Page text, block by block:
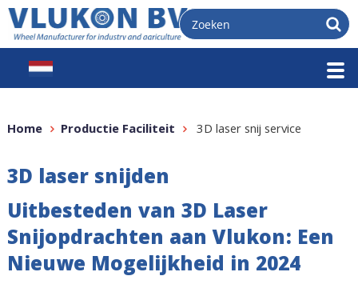
Home Productie Faciliteit 3D laser snij service
3D laser snijden
Uitbesteden van 3D Laser
Snijopdrachten aan Vlukon: Een
Nieuwe Mogelijkheid in 2024